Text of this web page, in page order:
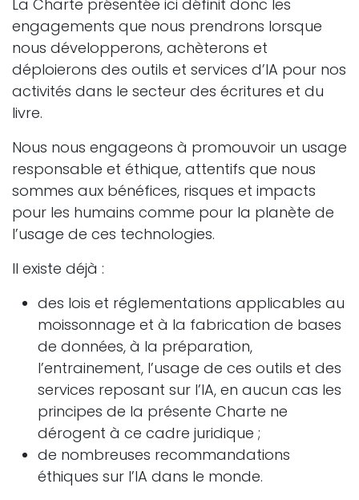
La Charte présentée ici définit donc les
engagements que nous prendrons lorsque
nous développerons, achèterons et
déploierons des outils et services d’IA pour nos
activités dans le secteur des écritures et du
livre.
Nous nous engageons à promouvoir un usage
responsable et éthique, attentifs que nous
sommes aux bénéfices, risques et impacts
pour les humains comme pour la planète de
l’usage de ces technologies.
Il existe déjà :
des lois et réglementations applicables au
moissonnage et à la fabrication de bases
de données, à la préparation,
l’entrainement, l’usage de ces outils et des
services reposant sur l’IA, en aucun cas les
principes de la présente Charte ne
dérogent à ce cadre juridique ;
de nombreuses recommandations
éthiques sur l’IA dans le monde.